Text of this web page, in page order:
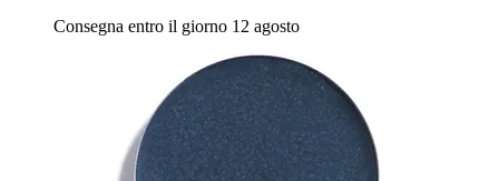
Consegna entro il giorno 12 agosto